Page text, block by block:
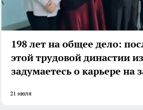
198 лет на общее дело:
этой трудовой династии
задумаетесь о карьере на
21 июля